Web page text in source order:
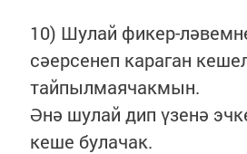
10) Шулай фикер-
сәерсенеп караган
тайпылмаячакмын.
Әнә шулай дип үзенә
кеше булачак.